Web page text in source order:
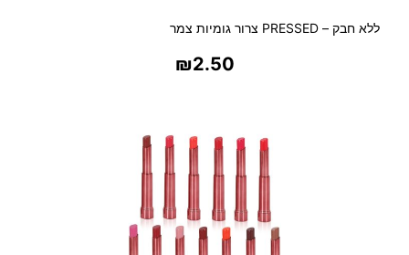
ללא חבק – PRESSED צרור גומיות צמר
₪2.50